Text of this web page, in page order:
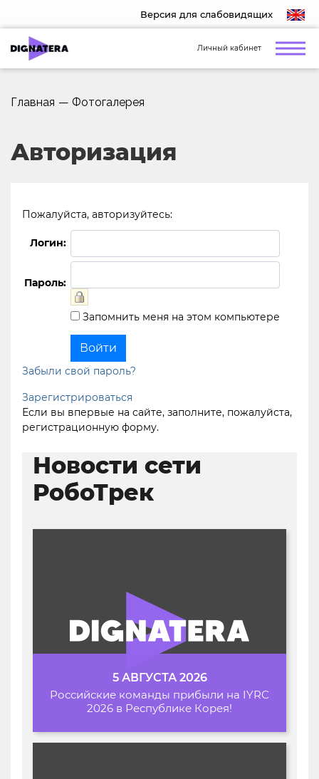
Версия для слабовидящих
Личный кабинет
Главная — Фотогалерея
Авторизация
Пожалуйста, авторизуйтесь:
Логин:
Пароль:
Запомнить меня на этом компьютере
Забыли свой пароль?
Зарегистрироваться
Если вы впервые на сайте, заполните, пожалуйста,
регистрационную форму.
Новости сети
РобоТрек
5 АВГУСТА 2026
Российские команды прибыли на IYRC
2026 в Республике Корея!